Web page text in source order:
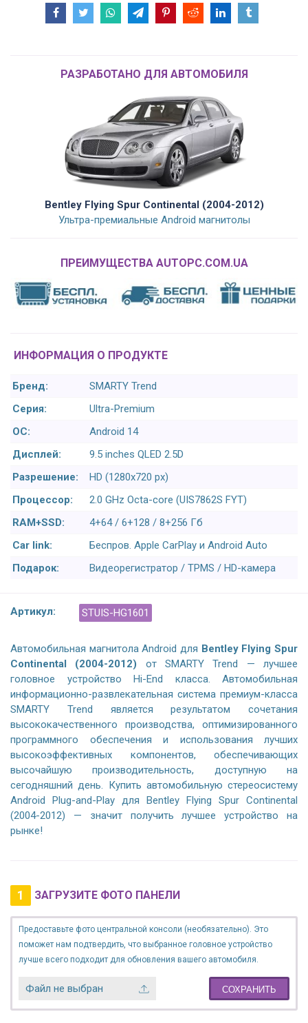
РАЗРАБОТАНО ДЛЯ АВТОМОБИЛЯ
Bentley Flying Spur Continental (2004-2012)
Ультра-премиальные Android магнитолы
ПРЕИМУЩЕСТВА AUTOPC.COM.UA
ИНФОРМАЦИЯ О ПРОДУКТЕ
Бренд:
SMARTY Trend
Серия:
Ultra-Premium
ОС:
Android 14
Дисплей:
9.5 inches QLED 2.5D
Разрешение:
HD (1280х720 px)
Процессор:
2.0 GHz Octa-core (UIS7862S FYT)
RAM+SSD:
4+64 / 6+128 / 8+256 Гб
Car link:
Беспров. Apple CarPlay и Android Auto
Подарок:
Видеорегистратор / TPMS / HD-камера
Артикул: STUIS-HG1601
Автомобильная магнитола Android для Bentley Flying Spur
Continental (2004-2012) от SMARTY Trend — лучшее
головное устройство Hi-End класса. Автомобильная
информационно-развлекательная система премиум-класса
SMARTY Trend является результатом сочетания
высококачественного производства, оптимизированного
программного обеспечения и использования лучших
высокоэффективных компонентов, обеспечивающих
высочайшую производительность, доступную на
сегодняшний день. Купить автомобильную стереосистему
Android Plug-and-Play для Bentley Flying Spur Continental
(2004-2012) — значит получить лучшее устройство на
рынке!
1 ЗАГРУЗИТЕ ФОТО ПАНЕЛИ
Предоставьте фото центральной консоли (необязательно). Это
поможет нам подтвердить, что выбранное головное устройство
лучше всего подходит для обновления вашего автомобиля.
Файл не выбран СОХРАНИТЬ